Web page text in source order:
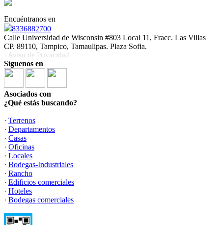
Encuéntranos en
8336882700
Calle Universidad de Wisconsin #803 Local 11, Fracc. Las Villas
CP. 89110, Tampico, Tamaulipas. Plaza Sofia.
· Aviso de Privacidad
Síguenos en
Asociados con
¿Qué estás buscando?
· Terrenos
· Departamentos
· Casas
· Oficinas
· Locales
· Bodegas-Industriales
· Rancho
· Edificios comerciales
· Hoteles
· Bodegas comerciales